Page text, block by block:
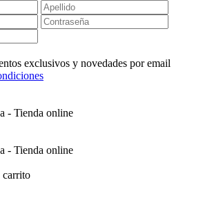
exclusivos y novedades por email
carrito